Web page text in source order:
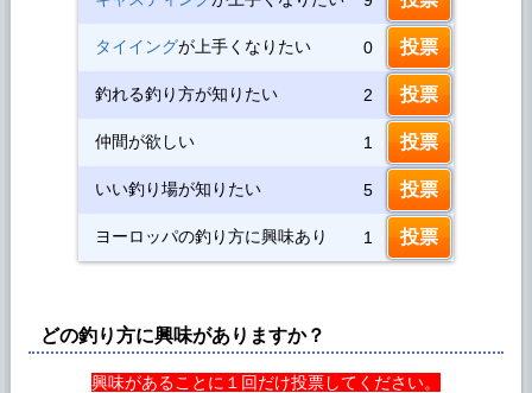
タイイングが上手くなりたい 0
釣れる釣り方が知りたい 2
仲間が欲しい 1
いい釣り場が知りたい 5
ヨーロッパの釣り方に興味あり 1
どの釣り方に興味がありますか？
興味があることに１回だけ投票してください。